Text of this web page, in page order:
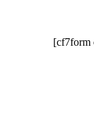
[cf7form